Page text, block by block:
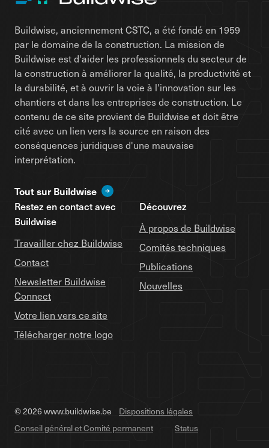
Buildwise, anciennement CSTC, a été fondé en 1959
par le domaine de la construction. La mission de
Buildwise est d'aider les professionnels du secteur de
la construction à améliorer la qualité, la productivité et
la durabilité, et à ouvrir la voie à l'innovation sur les
chantiers et dans les entreprises de construction. Le
contenu de ce site provient de Buildwise et doit être
cité avec un lien vers la source en raison des
conséquences juridiques d'une mauvaise
interprétation.
Tout sur Buildwise
Restez en contact avec
Buildwise
Travailler chez Buildwise
Contact
Newsletter Buildwise
Connect
Votre lien vers ce site
Télécharger notre logo
Découvrez
À propos de Buildwise
Comités techniques
Publications
Nouvelles
© 2026 www.buildwise.be
Dispositions légales
Conseil général et Comité permanent
Status